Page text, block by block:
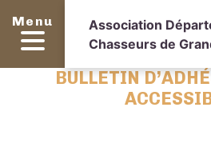
Menu
Association
Chasseurs de
BULLETIN